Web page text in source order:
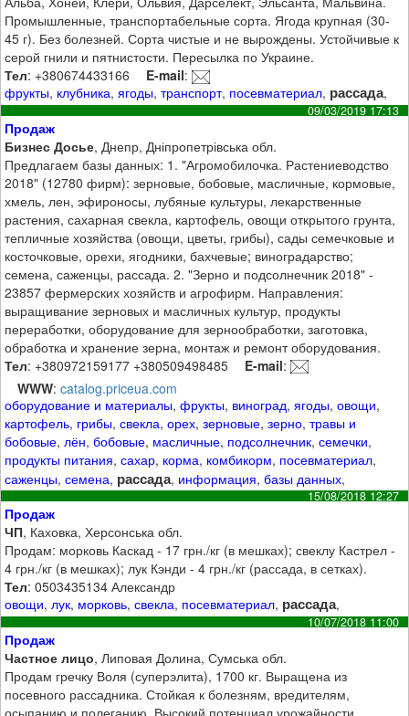
Промышленные, транспортабельные сорта. Ягода крупная (30-
45 г). Без болезней. Сорта чистые и не вырождены. Устойчивые к
серой гнили и пятнистости. Пересылка по Украине.
Тел: +380674433166 E-mail:
фрукты, клубника,ягоды,транспорт, посевматериал, рассада,
09/03/2019 17:13
Продаж
Бизнес Досье, Днепр, Дніпропетрівська обл.
Предлагаем базы данных: 1. "Агромобилочка. Растениеводство
2018" (12780 фирм): зерновые, бобовые, масличные, кормовые,
хмель, лен, эфироносы, лубяные культуры, лекарственные
растения, сахарная свекла, картофель, овощи открытого грунта,
тепличные хозяйства (овощи, цветы, грибы), сады семечковые и
косточковые, орехи, ягодники, бахчевые; виноградарство;
семена, саженцы, рассада. 2. "Зерно и подсолнечник 2018" -
23857 фермерских хозяйств и агрофирм. Направления:
выращивание зерновых и масличных культур, продукты
переработки, оборудование для зернообработки, заготовка,
обработка и хранение зерна, монтаж и ремонт оборудования.
Тел: +380972159177 +380509498485 E-mail:
WWW:catalog.priceua.com
оборудование и материалы,фрукты, виноград,ягоды,овощи,
картофель, грибы,свекла,орех,зерновые,зерно,травы и
бобовые, лён,бобовые, масличные, подсолнечник,семечки,
продукты питания,сахар, корма, комбикорм, посевматериал,
саженцы,семена, рассада, информация,базы данных,
15/08/2018 12:27
Продаж
ЧП, Каховка, Херсонська обл.
Продам: морковь Каскад - 17 грн./кг (в мешках); свеклу Кастрел -
4 грн./кг (в мешках); лук Кэнди - 4 грн./кг (рассада, в сетках).
Тел: 0503435134 Александр
овощи,лук, морковь,свекла, посевматериал, рассада,
10/07/2018 11:00
Продаж
Частное лицо, Липовая Долина, Сумська обл.
Продам гречку Воля (суперэлита), 1700 кг. Выращена из
посевного рассадника. Стойкая к болезням, вредителям,
осыпанию и полеганию. Высокий потенциал урожайности.